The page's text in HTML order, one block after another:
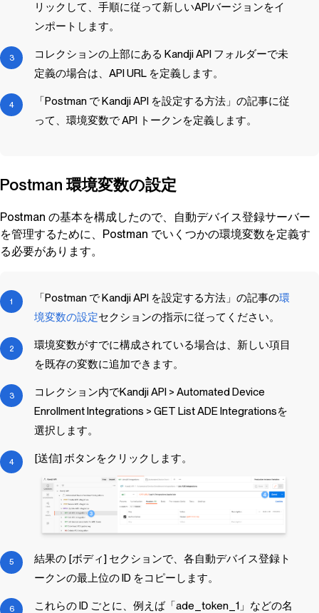
リックして、手順に従って新しいAPIバージョンをイ
ンポートします。
コレクションの上部にある KandjiAPI フォルダーで未
定義の場合は、API URL を定義します。
「Postman でKandjiAPI を設定する方法」の記事に従
って、環境変数で API トークンを定義します。
Postman 環境変数の設定
Postman の基本を構成したので、自動デバイス登録サーバー
を管理するために、Postman でいくつかの環境変数を定義す
る必要があります。
「Postman で KandjiAPI を設定する方法」の記事の環
境変数の設定セクションの指示に従ってください。
環境変数がすでに構成されている場合は、新しい項目
を既存の変数に追加できます。
コレクション内でKandji API > Automated Device
Enrollment Integrations > GET List ADE Integrationsを
選択します。
[送信] ボタンをクリックします。
結果の [ボディ] セクションで、各自動デバイス登録ト
ークンの最上位の ID をコピーします。
これらの ID ごとに、例えば「ade_token_1」などの名